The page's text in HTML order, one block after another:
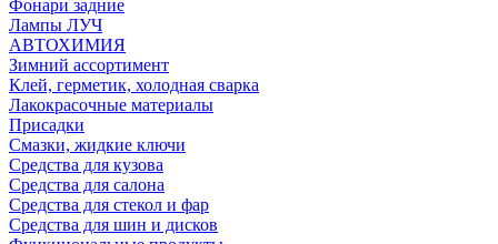
Фонари задние
Лампы ЛУЧ
АВТОХИМИЯ
Зимний ассортимент
Клей, герметик, холодная сварка
Лакокрасочные материалы
Присадки
Смазки, жидкие ключи
Средства для кузова
Средства для салона
Средства для стекол и фар
Средства для шин и дисков